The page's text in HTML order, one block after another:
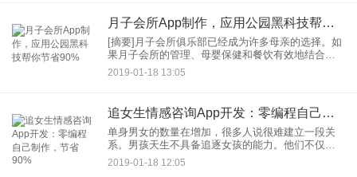
月子会所App制作，应用公园黑科技帮你节省90%
[摘要]月子会所俱乐部已经成为许多母亲的选择。如
果月子会所的管理、母婴保健和餐饮有效地结合在
一起，成本优势的结合可以实现利润或立于不败之
地。月子会所App应用开发成为很多企业的需求。月
2019-01-18 13:05
追女生情感咨询App开发：零编程自己制作，节省90%
单身男女的数量在增加，很多人说很难建立一段关
系。男孩天生不具备追逐女孩的能力。他们不仅需
要学习，而且需要实践。追女孩情感挽回类App软件
开发，帮助男孩学会打扮，在视频中与美女聊天，
2019-01-18 12:05